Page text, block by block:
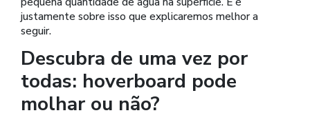
justamente sobre isso que explicaremos melhor a
seguir.
Descubra de uma vez por
todas: hoverboard pode
molhar ou não?